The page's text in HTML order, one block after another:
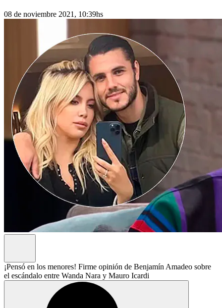
08 de noviembre 2021, 10:39hs
¡Pensó en los menores! Firme opinión de Benjamín Amadeo sobre
el escándalo entre Wanda Nara y Mauro Icardi